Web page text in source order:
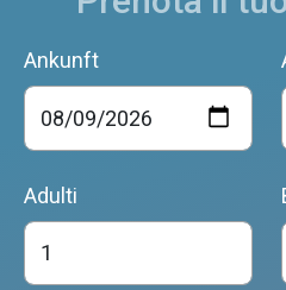
Ankunft
Adulti